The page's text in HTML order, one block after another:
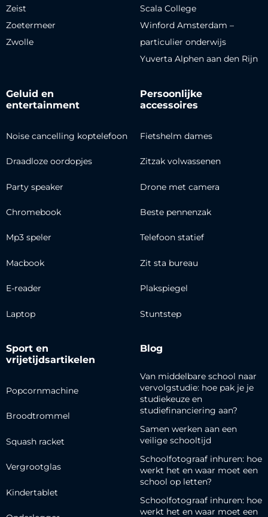
Zeist
Zoetermeer
Zwolle
Scala College
Winford Amsterdam –
particulier onderwijs
Yuverta Alphen aan den Rijn
Geluid en
entertainment
Noise cancelling koptelefoon
Draadloze oordopjes
Party speaker
Chromebook
Mp3 speler
Macbook
E-reader
Laptop
Persoonlijke
accessoires
Fietshelm dames
Zitzak volwassenen
Drone met camera
Beste pennenzak
Telefoon statief
Zit sta bureau
Plakspiegel
Stuntstep
Sport en
vrijetijdsartikelen
Popcornmachine
Broodtrommel
Squash racket
Vergrootglas
Kindertablet
Blog
Van middelbare school naar
vervolgstudie: hoe pak je je
studiekeuze en
studiefinanciering aan?
Samen werken aan een
veilige schooltijd
Schoolfotograaf inhuren: hoe
werkt het en waar moet een
school op letten?
Schoolfotograaf inhuren: hoe
werkt het en waar moet een